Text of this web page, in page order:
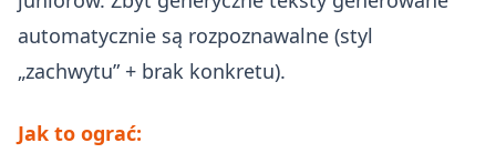
automatycznie są rozpoznawalne (styl
„zachwytu” + brak konkretu).
Jak to ograć: